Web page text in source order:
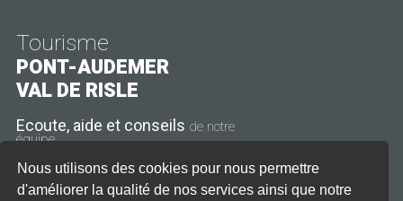
Nous utilisons des cookies pour nous permettre
d'améliorer la qualité de nos services ainsi que notre
Tourisme
PONT-AUDEMER
VAL DE RISLE
Ecoute, aide et conseils de notre
équipe
11 rue Thiers
27500 Pont-Audemer